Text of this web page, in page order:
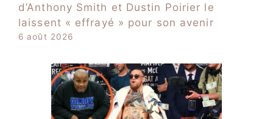
d’Anthony Smith et Dustin Poirier le
laissent « effrayé » pour son avenir
6 août 2026